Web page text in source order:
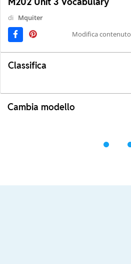
di
Mquiter
Modifica contenuto
Classifica
Cambia modello